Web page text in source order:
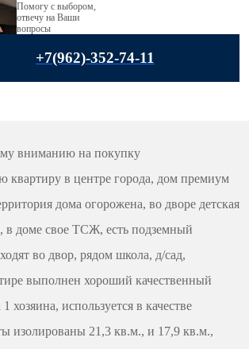
Помогу с выбором,
отвечу на Ваши
вопросы
+7(962)-352-74-11
вниманию на покупку
квартиру в центре города, дом премиум
дома огорожена, во дворе детская
в доме свое ТСЖ, есть подземный
во двор, рядом школа, д/сад,
выполнен хороший качественный
хозяина, используется в качестве
изолированы 21,3 кв.м., и 17,9 кв.м.,